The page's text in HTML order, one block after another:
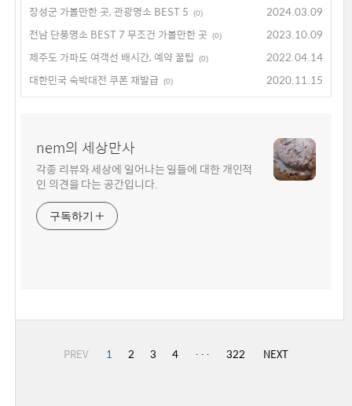
장성군 가볼만한 곳, 관광명소 BEST 5
(0)
2024.03.09
전남 단풍명소 BEST 7 무조건 가볼만한 곳 (0)
2023.10.09
제주도 가파도 여객선 배시간, 예약 꿀팁
(0)
2022.04.14
대한민국 숙박대전 쿠폰 재발급 (0) 2020.11.15
nem의 세상만사
각종 리뷰와 세상에 일어나는 일들에 대한 개인적
인 의견을 다는 공간입니다.
구독하기
PREV 1 2 3 4 ··· 322 NEXT